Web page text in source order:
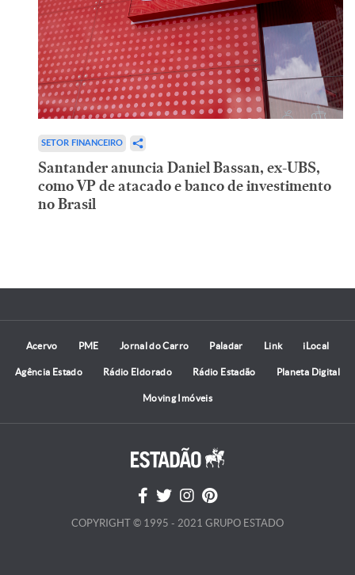
SETOR FINANCEIRO
Santander anuncia Daniel Bassan, ex-UBS,
como VP de atacado e banco de investimento
no Brasil
Acervo PME Jornal do Carro Paladar Link iLocal
Agência Estado Rádio Eldorado Rádio Estadão Planeta Digital
Moving Imóveis
COPYRIGHT © 1995 - 2021 GRUPO ESTADO